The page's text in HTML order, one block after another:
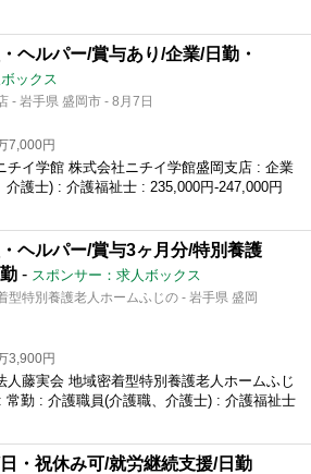
ヘルパー/賞与あり/企業/日勤・
ックス
- 岩手県 盛岡市 - 8月7日
7,000円
チイ学館 株式会社ニチイ学館盛岡支店 : 企業
護士) : 介護福祉士 : 235,000円-247,000円
ヘルパー/賞与3ヶ月分/特別養護
- スポンサー：求人ボックス
型特別養護老人ホームふじの - 岩手県 盛岡
3,900円
人藤実会 地域密着型特別養護老人ホームふじ
勤 : 介護職員(介護職、介護士) : 介護福祉士
・祝休み可/就労継続支援/日勤